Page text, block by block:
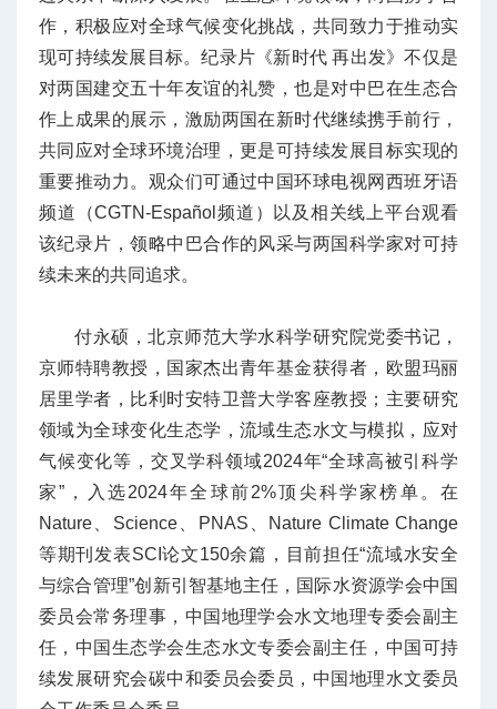
作，积极应对全球气候变化挑战，共同致力于推动实
现可持续发展目标。纪录片《新时代 再出发》不仅是
对两国建交五十年友谊的礼赞，也是对中巴在生态合
作上成果的展示，激励两国在新时代继续携手前行，
共同应对全球环境治理，更是可持续发展目标实现的
重要推动力。观众们可通过中国环球电视网西班牙语
频道（CGTN-Español频道）以及相关线上平台观看
该纪录片，领略中巴合作的风采与两国科学家对可持
续未来的共同追求。
付永硕，北京师范大学水科学研究院党委书记，
京师特聘教授，国家杰出青年基金获得者，欧盟玛丽
居里学者，比利时安特卫普大学客座教授；主要研究
领域为全球变化生态学，流域生态水文与模拟，应对
气候变化等，交叉学科领域2024年“全球高被引科学
家”，入选2024年全球前2%顶尖科学家榜单。在
Nature、Science、PNAS、Nature Climate Change
等期刊发表SCI论文150余篇，目前担任“流域水安全
与综合管理”创新引智基地主任，国际水资源学会中国
委员会常务理事，中国地理学会水文地理专委会副主
任，中国生态学会生态水文专委会副主任，中国可持
续发展研究会碳中和委员会委员，中国地理水文委员